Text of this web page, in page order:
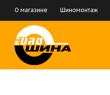
О магазине Шиномонтаж